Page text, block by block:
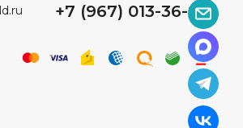
+7 (967) 013-36-96